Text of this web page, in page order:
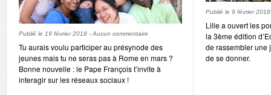
Publié le 19 février 2018 - Aucun commentaire
Tu aurais voulu participer au présynode des
jeunes mais tu ne seras pas à Rome en mars ?
Bonne nouvelle : le Pape François t’invite à
interagir sur les réseaux sociaux !
Publié le 9 février 2018
Lille a ouvert les
la 3ème édition
de rassembler une
de se donner.